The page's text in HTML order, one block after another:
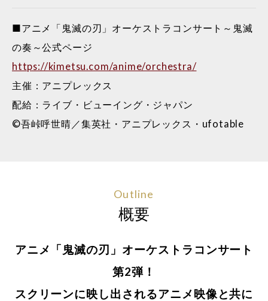
■アニメ「鬼滅の刃」オーケストラコンサート～鬼滅
の奏～公式ページ
https://kimetsu.com/anime/orchestra/
主催：アニプレックス
配給：ライブ・ビューイング・ジャパン
©吾峠呼世晴／集英社・アニプレックス・ufotable
Outline
概要
アニメ「鬼滅の刃」オーケストラコンサート
第2弾！
スクリーンに映し出されるアニメ映像と共に